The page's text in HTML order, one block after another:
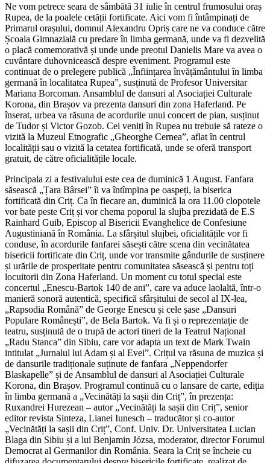
Ne vom petrece seara de sâmbătă 31 iulie în centrul frumosului oraș
Rupea, de la poalele cetății fortificate. Aici vom fi întâmpinați de
Primarul orașului, domnul Alexandru Opriș care ne va conduce către
Școala Gimnazială cu predare în limba germană, unde va fi dezvelită
o placă comemorativă și unde unde preotul Danielis Mare va avea o
cuvântare duhovnicească despre eveniment. Programul este
continuat de o prelegere publică „Înființarea învățământului în limba
germană în localitatea Rupea”, susținută de Profesor Universitar
Mariana Borcoman. Ansamblul de dansuri al Asociației Culturale
Korona, din Brașov va prezenta dansuri din zona Haferland. Pe
înserat, urbea va răsuna de acordurile unui concert de pian, susținut
de Tudor și Victor Gozob. Cei veniți în Rupea nu trebuie să rateze o
vizită la Muzeul Etnografic „Gheorghe Cernea”, aflat în centrul
localității sau o vizită la cetatea fortificată, unde se oferă transport
gratuit, de către oficialitățile locale.
Principala zi a festivalului este cea de duminică 1 August. Fanfara
săsească „Țara Bârsei” îi va întîmpina pe oaspeți, la biserica
fortificată din Criț. Ca în fiecare an, duminică la ora 11.00 clopotele
vor bate peste Criț și vor chema poporul la slujba prezidată de E.S
Rainhard Guib, Episcop al Bisericii Evanghelice de Confesiune
Augustiniană în România. La sfârșitul slujbei, oficialitățile vor fi
conduse, în acordurile fanfarei săsești către scena din vecinătatea
bisericii fortificate din Criț, unde vor transmite gândurile de susținere
și urările de prosperitate pentru comunitatea săsească și pentru toți
locuitorii din Zona Haferland. Un moment cu totul special este
concertul „Enescu-Bartok 140 de ani”, care va aduce laolaltă, într-o
manieră sonoră autentică, specifică sfârșitului de secol al IX-lea,
„Rapsodia Română” de George Enescu și cele șase „Dansuri
Populare Românești”, de Bela Bartok. Va fi și o reprezentație de
teatru, susținută de o trupă de actori tineri de la Teatrul Național
„Radu Stanca” din Sibiu, care vor adapta un text de Mark Twain
intitulat „Jurnalul lui Adam și al Evei”. Crițul va răsuna de muzica și
de dansurile tradiționale suținute de fanfara „Neppendorfer
Blaskapelle” și de Ansamblul de dansuri al Asociației Culturale
Korona, din Brașov. Programul continuă cu o lansare de carte, ediția
în limba germană a „Vecinătăți la sașii din Criț”, în prezența:
Ruxandrei Hurezean – autor „Vecinătăți la sașii din Criț”, senior
editor revista Sinteza, Lianei Iunesch – traducător și co-autor
„Vecinătăți la sașii din Criț”, Conf. Univ. Dr. Universitatea Lucian
Blaga din Sibiu și a lui Benjamin Józsa, moderator, director Forumul
Democrat al Germanilor din România. Seara la Criț se încheie cu